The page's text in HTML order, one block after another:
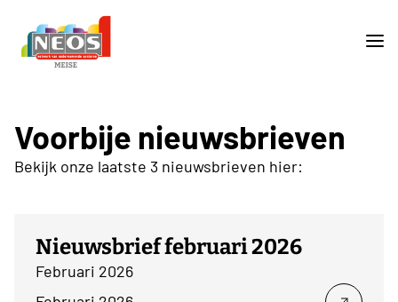
Voorbije nieuwsbrieven
Bekijk onze laatste 3 nieuwsbrieven hier:
Nieuwsbrief februari 2026
Februari 2026